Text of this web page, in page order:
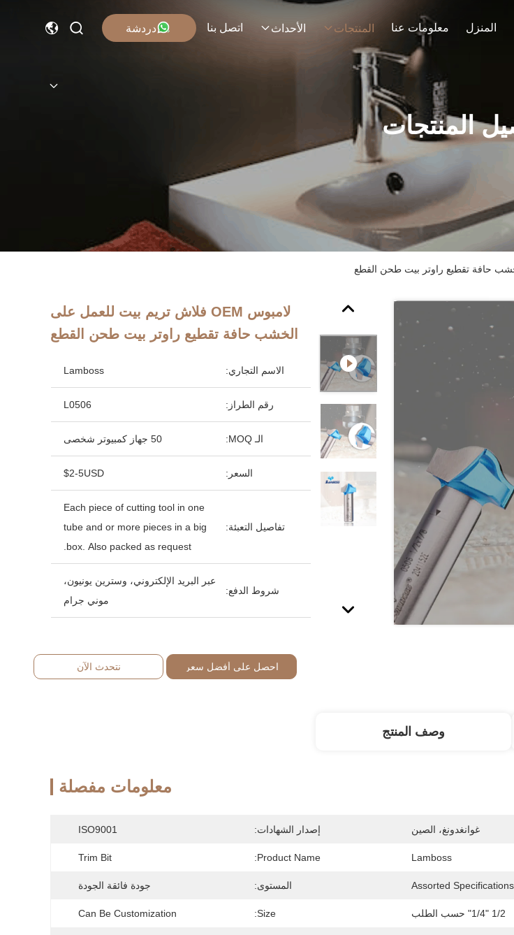
المنزل معلومات عنا المنتجات الأحداث اتصل بنا دردشة
المنتجات
لامبوس OEM فلاش تريم بيت للعمل على
الخشب حافة تقطيع راوتر بيت طحن القطع
الاسم التجاري: Lamboss
رقم الطراز: L0506
الـ MOQ: 50 جهاز كمبيوتر شخصى
السعر: $2-5USD
تفاصيل التعبئة:
Each piece of cutting tool in one
tube and or more pieces in a big
box. Also packed as request.
شروط الدفع:
عبر البريد الإلكتروني، وسترين يونيون،
موني جرام
احصل على أفضل سعر نتحدث الآن
وصف المنتج
معلومات مفصلة
غوانغدونغ، الصين إصدار الشهادات: ISO9001
Lamboss
Product Name:
Trim Bit
Assorted Specifications المستوى: جودة فائقة الجودة
1/2 "1/4" حسب الطلب Size:
Can Be Customization